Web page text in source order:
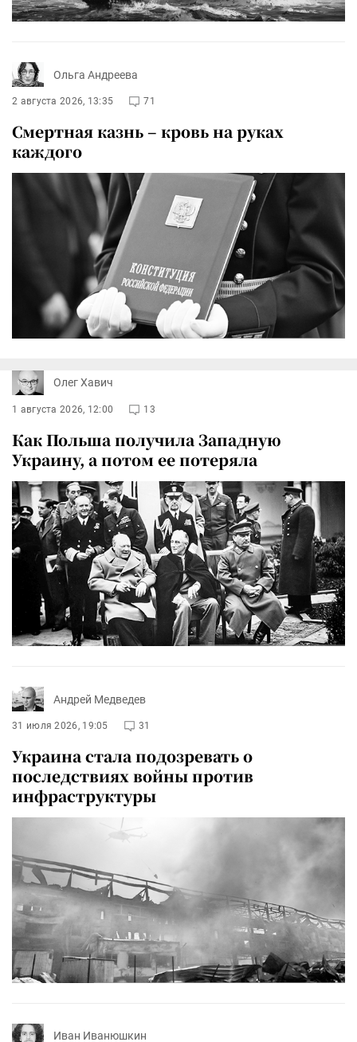
Ольга Андреева
2 августа 2026, 13:35 71
Смертная казнь – кровь на руках
каждого
Олег Хавич
1 августа 2026, 12:00 13
Как Польша получила Западную
Украину, а потом ее потеряла
Андрей Медведев
31 июля 2026, 19:05 31
Украина стала подозревать о
последствиях войны против
инфраструктуры
Иван Иванюшкин